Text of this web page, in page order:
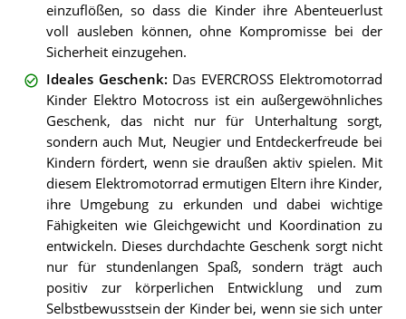
einzuflößen, so dass die Kinder ihre Abenteuerlust
voll ausleben können, ohne Kompromisse bei der
Sicherheit einzugehen.
Ideales Geschenk: Das EVERCROSS Elektromotorrad
Kinder Elektro Motocross ist ein außergewöhnliches
Geschenk, das nicht nur für Unterhaltung sorgt,
sondern auch Mut, Neugier und Entdeckerfreude bei
Kindern fördert, wenn sie draußen aktiv spielen. Mit
diesem Elektromotorrad ermutigen Eltern ihre Kinder,
ihre Umgebung zu erkunden und dabei wichtige
Fähigkeiten wie Gleichgewicht und Koordination zu
entwickeln. Dieses durchdachte Geschenk sorgt nicht
nur für stundenlangen Spaß, sondern trägt auch
positiv zur körperlichen Entwicklung und zum
Selbstbewusstsein der Kinder bei, wenn sie sich unter